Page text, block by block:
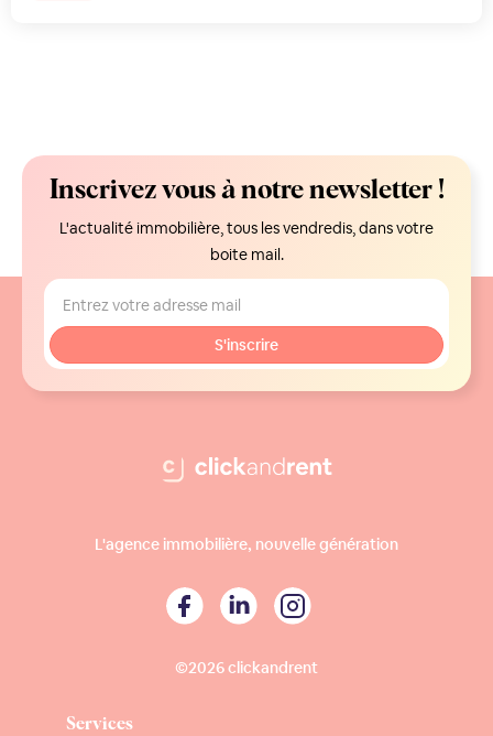
Inscrivez vous à notre newsletter !
L'actualité immobilière, tous les vendredis, dans votre
boite mail.
L'agence immobilière, nouvelle génération
©2026 clickandrent
Services